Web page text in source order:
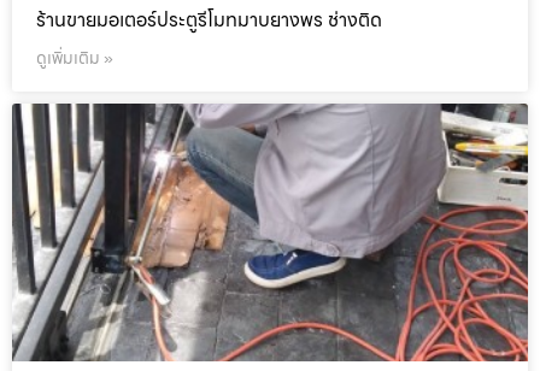
ร้านขายมอเตอร์ประตูรีโมทมาบยางพร ช่างติด
ดูเพิ่มเติม »